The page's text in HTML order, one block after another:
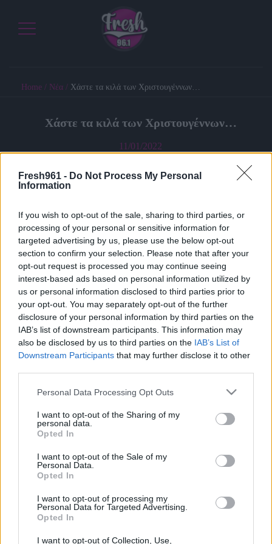
Fresh961 - Do Not Process My Personal
Information
If you wish to opt-out of the sale, sharing to third parties, or
processing of your personal or sensitive information for
targeted advertising by us, please use the below opt-out
section to confirm your selection. Please note that after your
opt-out request is processed you may continue seeing
interest-based ads based on personal information utilized by
us or personal information disclosed to third parties prior to
your opt-out. You may separately opt-out of the further
disclosure of your personal information by third parties on the
IAB’s list of downstream participants. This information may
also be disclosed by us to third parties on the IAB’s List of
Downstream Participants that may further disclose it to other
Please note that this website/app uses one or more Google
not limited to your visit or usage behaviour. You may click to
grant or deny consent to Google and its third-party tags to
use your data for below specified purposes in below Google
consent section.
Personal Data Processing Opt Outs
I want to opt-out of the Sharing of my
personal data.
Opted In
I want to opt-out of the Sale of my
Personal Data.
Opted In
I want to opt-out of processing my
Personal Data for Targeted Advertising.
Opted In
I want to opt-out of Collection, Use,
Home / Νέα / Χάστε τα κιλά των Χριστουγέννων…
Χάστε τα κιλά των Χριστουγέννων…
11/01/2022
Aν λοιπόν, ξεφύγατε και φέτος, είναι καιρός για… ανασύνταξη!
Από αύριο κιόλας, ξεκινήστε την ημέρα σας με ένα καλό
πρωινό για να ενεργοποιήσετε τον μεταβολισμό σας.
Προτιμήστε για πρωινό γάλα ημίπαχο με δημητριακά βρώμης, ή
χυμό πορτοκαλιού με μαύρο ψωμί, ολικής άλεσης ταχίνι και
μέλι.
Αυξήστε την άσκησή σας προσθέτοντας κίνηση στην
καθημερινή φυσική δραστηριότητά σας αλλά χωρίς υπερβολές.
Η μέτριας έντασης γυμναστική θα σας βοηθήσει στην καύση
του λίπους και θα βελτιώσει τη φυσική σας κατάσταση.
Φροντίστε να διατηρήσετε ένα πρόγραμμα αερόβιας άσκησης 3-
4 φορές την εβδομάδα ανελλιπώς. Μπορείτε να επιλέξετε να
κολύμβηση ή όποιο άλλο σπορ σας ευχαριστεί.
Γίνετε λίγο πιο αυστηροί στις διατροφικές σας επιλογές. Τα
γλυκά, οι ξηροί καρποί, τα πατατάκια, αλλά και τα λιπαρά
κρέατα και τα αλλαντικά, καλό θα είναι να μπουν στο…
περιθώριο. Όπως επίσης θα πρέπει να περιοριστεί και η
κατανάλωση αλκοολούχων ποτών και αναψυκτικών.
φορές όσπρια και λαδερά, 1 – 2 φορές άπαχο κρέας. Συνοδέψτε
κάθε γεύμα σας με ένα βαθύ πιάτο σαλάτα και καταναλώστε 3-
5 φρούτα ημερησίως.